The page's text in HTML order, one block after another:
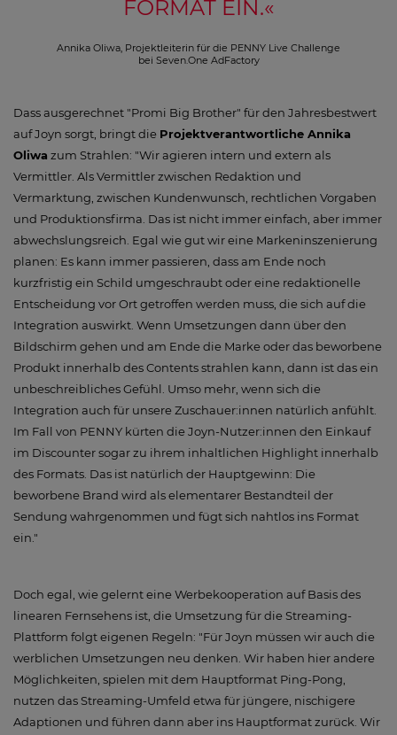
FORMAT EIN.«
Annika Oliwa, Projektleiterin für die PENNY Live Challenge
bei Seven.One AdFactory
Dass ausgerechnet "Promi Big Brother" für den Jahresbestwert
auf Joyn sorgt, bringt die Projektverantwortliche Annika
Oliwa zum Strahlen: "Wir agieren intern und extern als
Vermittler. Als Vermittler zwischen Redaktion und
Vermarktung, zwischen Kundenwunsch, rechtlichen Vorgaben
und Produktionsfirma. Das ist nicht immer einfach, aber immer
abwechslungsreich. Egal wie gut wir eine Markeninszenierung
planen: Es kann immer passieren, dass am Ende noch
kurzfristig ein Schild umgeschraubt oder eine redaktionelle
Entscheidung vor Ort getroffen werden muss, die sich auf die
Integration auswirkt. Wenn Umsetzungen dann über den
Bildschirm gehen und am Ende die Marke oder das beworbene
Produkt innerhalb des Contents strahlen kann, dann ist das ein
unbeschreibliches Gefühl. Umso mehr, wenn sich die
Integration auch für unsere Zuschauer:innen natürlich anfühlt.
Im Fall von PENNY kürten die Joyn-Nutzer:innen den Einkauf
im Discounter sogar zu ihrem inhaltlichen Highlight innerhalb
des Formats. Das ist natürlich der Hauptgewinn: Die
beworbene Brand wird als elementarer Bestandteil der
Sendung wahrgenommen und fügt sich nahtlos ins Format
ein."
Doch egal, wie gelernt eine Werbekooperation auf Basis des
linearen Fernsehens ist, die Umsetzung für die Streaming-
Plattform folgt eigenen Regeln: "Für Joyn müssen wir auch die
werblichen Umsetzungen neu denken. Wir haben hier andere
Möglichkeiten, spielen mit dem Hauptformat Ping-Pong,
nutzen das Streaming-Umfeld etwa für jüngere, nischigere
Adaptionen und führen dann aber ins Hauptformat zurück. Wir